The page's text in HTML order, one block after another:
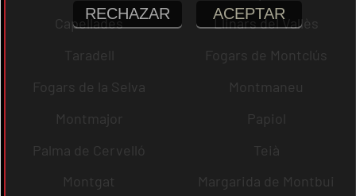
Capellades
Llinars del Vallès
Taradell
Fogars de Montclús
Fogars de la Selva
Montmaneu
Montmajor
Papiol
Palma de Cervelló
Teià
Montgat
Margarida de Montbui
RECHAZAR ACEPTAR